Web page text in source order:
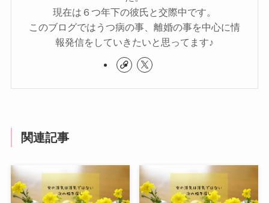
現在は６つ年下の彼氏と交際中です。
このブログではうつ病の事、離婚の事を中心に情
報発信をしていきたいと思ってます♪
関連記事